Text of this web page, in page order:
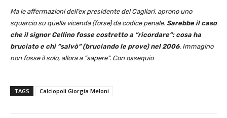
Ma le affermazioni dell’ex presidente del Cagliari, aprono uno
squarcio su quella vicenda (forse) da codice penale. Sarebbe il caso
che il signor Cellino fosse costretto a “ricordare“: cosa ha
bruciato e chi “salvò“ (bruciando le prove) nel 2006. Immagino
non fosse il solo, allora a “sapere“. Con ossequio.
TAGS Calciopoli Giorgia Meloni